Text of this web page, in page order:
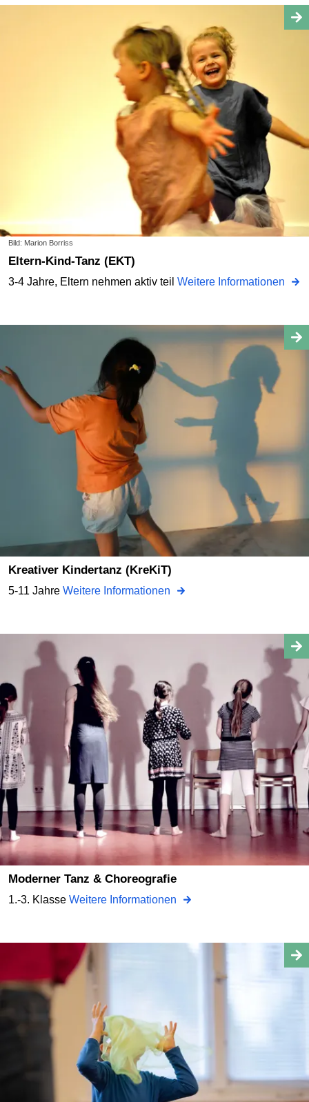
Bild: Marion Borriss
Eltern-Kind-Tanz (EKT)
3-4 Jahre, Eltern nehmen aktiv teil Weitere Informationen
Kreativer Kindertanz (KreKiT)
5-11 Jahre Weitere Informationen
Moderner Tanz & Choreografie
1.-3. Klasse Weitere Informationen